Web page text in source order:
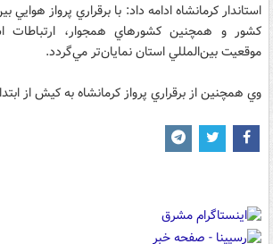
استاندار كرمانشاه ادامه داد: با برقراري پرواز هوايي
كشور و همچنين كشورهاي همجوار، ارتباطات
موقعيت بين‌المللي استان نمايان‌تر مي‌گردد.
وي همچنين از برقراري پرواز كرمانشاه به كيش از